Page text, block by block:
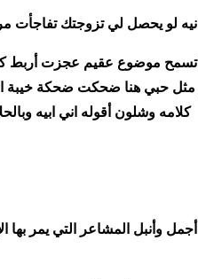
لو يحصل لي تزوجتك تفاجأت
موضوع عقيم عجزت أربط
مثل حبي هنا ضحكت ضحكة خيبة
كلامه وشلون أقوله اني ابيه
وأنبل المشاعر التي يمر